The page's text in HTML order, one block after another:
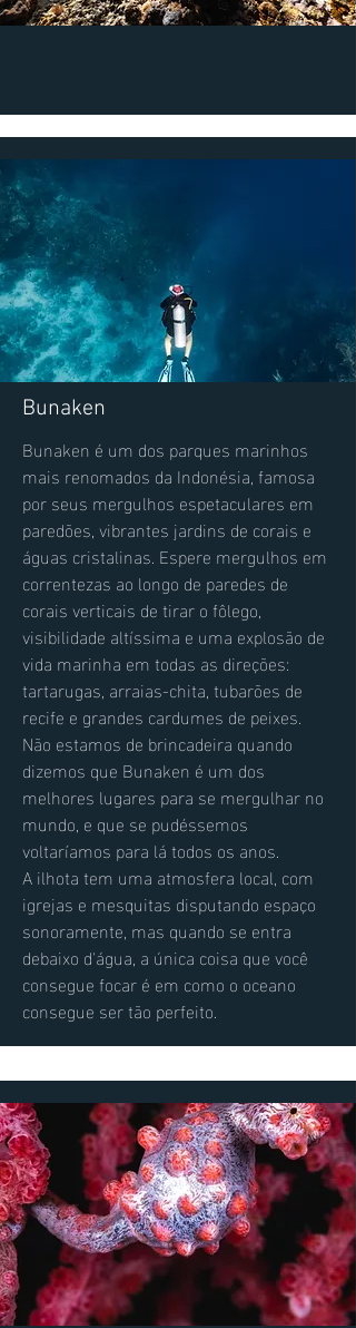
Bunaken
Bunaken é um dos parques marinhos
mais renomados da Indonésia, famosa
por seus mergulhos espetaculares em
paredões, vibrantes jardins de corais e
águas cristalinas. Espere mergulhos em
correntezas ao longo de paredes de
corais verticais de tirar o fôlego,
visibilidade altíssima e uma explosão de
vida marinha em todas as direções:
tartarugas, arraias-chita, tubarões de
recife e grandes cardumes de peixes.
​Não estamos de brincadeira quando
dizemos que Bunaken é um dos
melhores lugares para se mergulhar no
mundo, e que se pudéssemos
voltaríamos para lá todos os anos.
A ilhota tem uma atmosfera local, com
igrejas e mesquitas disputando espaço
sonoramente, mas quando se entra
debaixo d'água, a única coisa que você
consegue focar é em como o oceano
consegue ser tão perfeito.